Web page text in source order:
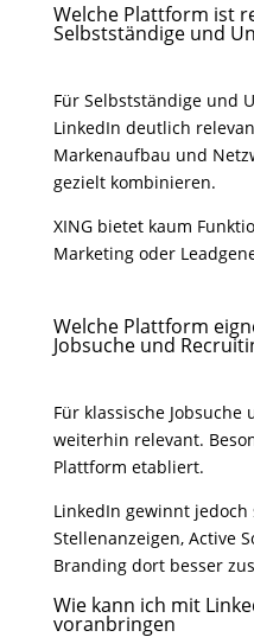
Welche Plattform ist
Selbstständige und
Für Selbstständige und
LinkedIn deutlich
Markenaufbau und
gezielt kombinieren.
XING bietet kaum
Marketing oder
Welche Plattform
Jobsuche und
Für klassische Jobsuche
weiterhin relevant.
Plattform etabliert.
LinkedIn gewinnt
Stellenanzeigen, Active
Branding dort besser
Wie kann ich mit
voranbringen